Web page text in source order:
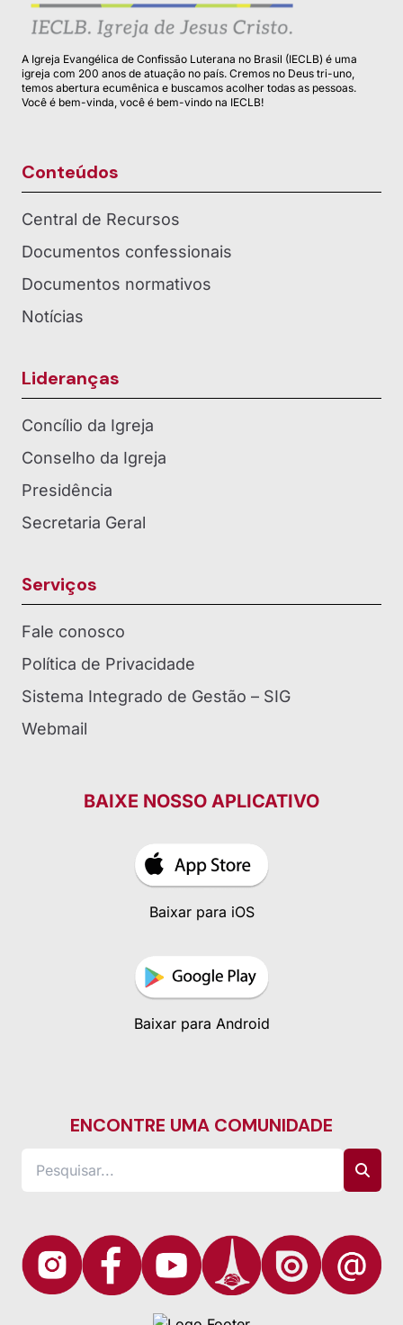
A Igreja Evangélica de Confissão Luterana no Brasil (IECLB) é uma
igreja com 200 anos de atuação no país. Cremos no Deus tri-uno,
temos abertura ecumênica e buscamos acolher todas as pessoas.
Você é bem-vinda, você é bem-vindo na IECLB!
Conteúdos
Central de Recursos
Documentos confessionais
Documentos normativos
Notícias
Lideranças
Concílio da Igreja
Conselho da Igreja
Presidência
Secretaria Geral
Serviços
Fale conosco
Política de Privacidade
Sistema Integrado de Gestão – SIG
Webmail
BAIXE NOSSO APLICATIVO
Baixar para iOS
Baixar para Android
ENCONTRE UMA COMUNIDADE